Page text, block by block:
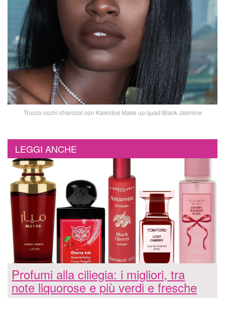
Trucco occhi charcoal con Kaleidos Make up quad Black Jasmine
LEGGI ANCHE
Profumi alla ciliegia: i migliori, tra
note liquorose e più verdi e fresche